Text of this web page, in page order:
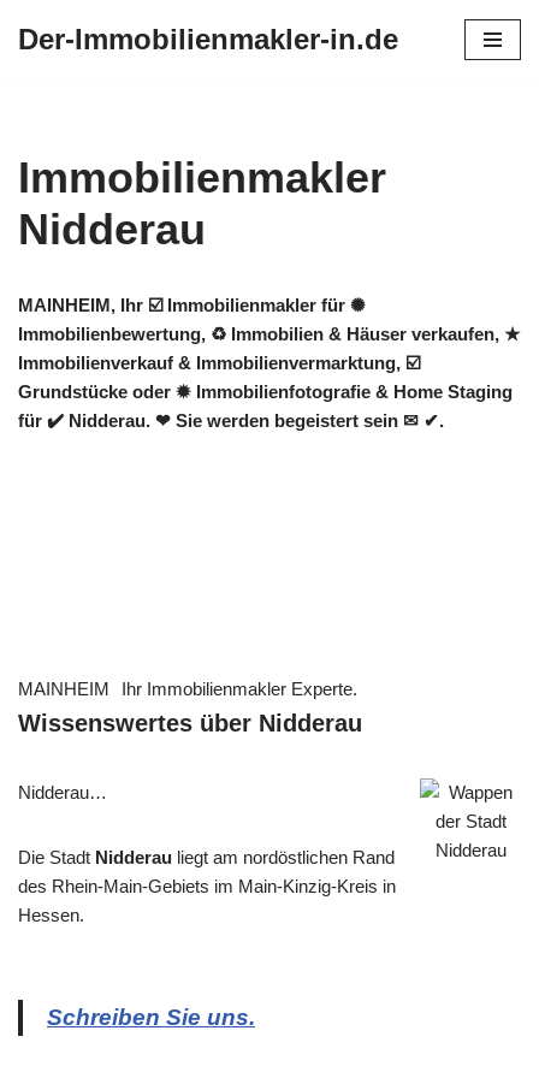
Der-Immobilienmakler-in.de
Immobilienmakler
Nidderau
MAINHEIM, Ihr ☑️ Immobilienmakler für ✺
Immobilienbewertung, ♻ Immobilien & Häuser verkaufen, ★
Immobilienverkauf & Immobilienvermarktung, ☑️
Grundstücke oder ✹ Immobilienfotografie & Home Staging
für ✔️ Nidderau. ❤ Sie werden begeistert sein ✉ ✔.
MAINHEIM Ihr Immobilienmakler Experte.
Wissenswertes über Nidderau
Nidderau…
Die Stadt Nidderau liegt am nordöstlichen Rand
des Rhein-Main-Gebiets im Main-Kinzig-Kreis in
Hessen.
Schreiben Sie uns.